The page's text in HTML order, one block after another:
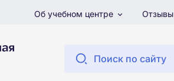
Об учебном центре Отзывы
Поиск по сайту